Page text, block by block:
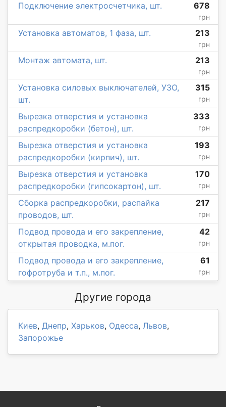
Подключение электросчетчика, шт. 678
грн
Установка автоматов, 1 фаза, шт. 213
грн
Монтаж автомата, шт. 213
грн
Установка силовых выключателей, УЗО,
шт.
315
грн
Вырезка отверстия и установка
распредкоробки (бетон), шт.
333
грн
Вырезка отверстия и установка
распредкоробки (кирпич), шт.
193
грн
Вырезка отверстия и установка
распредкоробки (гипсокартон), шт.
170
грн
Сборка распредкоробки, распайка
проводов, шт.
217
грн
Подвод провода и его закрепление,
открытая проводка, м.пог.
42
грн
Подвод провода и его закрепление,
гофротруба и т.п., м.пог.
61
грн
Другие города
Киев, Днепр, Харьков, Одесса, Львов,
Запорожье